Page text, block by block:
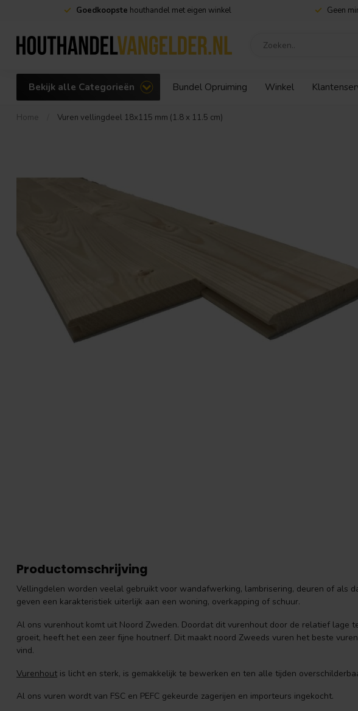
Goedkoopste houthandel met eigen winkel Geen
Bekijk alle Categorieën Bundel Opruiming Winkel
Home Vuren vellingdeel 18x115 mm (1.8 x 11.5 cm)
Productomschrijving
Vellingdelen worden veelal gebruikt voor wandafwerking, lambrisering, deuren of als
geven een karakteristiek uiterlijk aan een woning, overkapping of schuur.
Al ons vurenhout komt uit Noord Zweden. Doordat dit vurenhout door de relatief lage
groeit, heeft het een zeer fijne houtnerf. Dit maakt noord Zweeds vuren het beste
vind.
Vurenhout is licht en sterk, is gemakkelijk te bewerken en ten alle tijden
Al ons vuren wordt van FSC en PEFC gekeurde zagerijen en importeurs ingekocht.